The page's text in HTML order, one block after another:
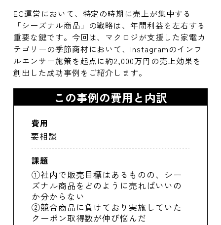
EC運営において、特定の時期に売上が集中する
「シーズナル商品」の戦略は、年間利益を左右する
重要な鍵です。今回は、マクロジが支援した家電カ
テゴリーの季節商材において、Instagramのインフ
ルエンサー施策を起点に約2,000万円の売上効果を
創出した成功事例をご紹介します。
この事例の費用と内訳
費用
要相談
課題
①社内で販売目標はあるものの、シー
ズナル商品をどのように売ればいいの
か分からない
②競合商品に負けており実施していた
クーポン取得数が伸び悩んだ